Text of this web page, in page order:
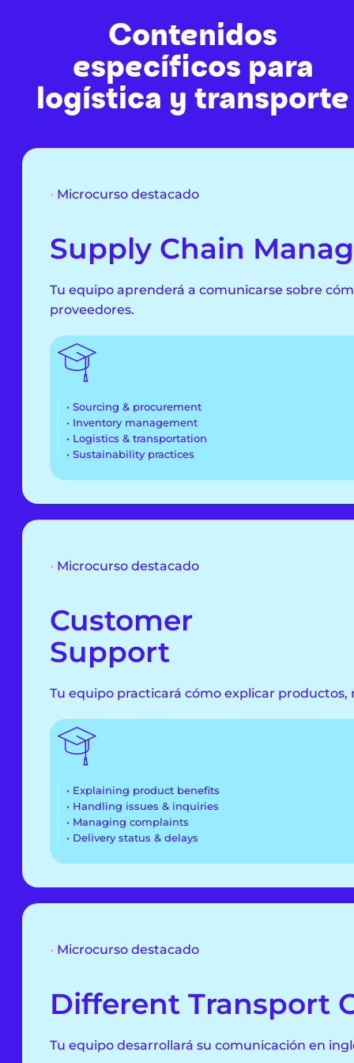
Contenidos
específicos para
logística y transporte
• Microcurso destacado
Supply Chain
Tu equipo aprenderá a comunicarse sobre
proveedores.
• Sourcing & procurement
• Inventory management
• Logistics & transportation
• Sustainability practices
• Microcurso destacado
Customer
Support
Tu equipo practicará cómo explicar
• Explaining product benefits
• Handling issues & inquiries
• Managing complaints
• Delivery status & delays
• Microcurso destacado
Different Transport
Tu equipo desarrollará su comunicación en